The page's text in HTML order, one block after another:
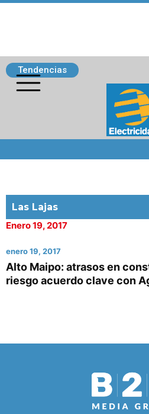
Tendencias
Las Lajas
Enero 19, 2017
enero 19, 2017
Alto Maipo: atrasos en
riesgo acuerdo clave con